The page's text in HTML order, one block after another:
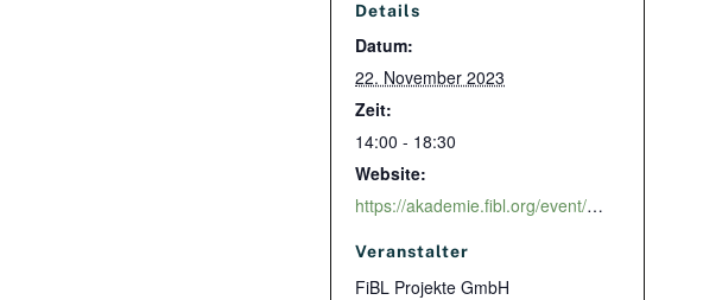
Details
Datum:
22. November 2023
Zeit:
14:00 - 18:30
Website:
https://akademie.fibl.org/event/256
Veranstalter
FiBL Projekte GmbH